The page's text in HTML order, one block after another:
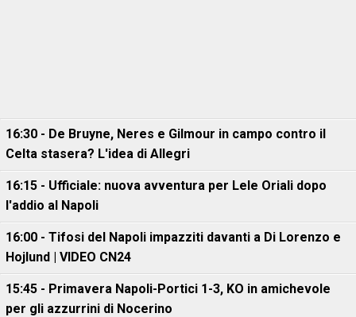
16:30 - De Bruyne, Neres e Gilmour in campo contro il
Celta stasera? L'idea di Allegri
16:15 - Ufficiale: nuova avventura per Lele Oriali dopo
l'addio al Napoli
16:00 - Tifosi del Napoli impazziti davanti a Di Lorenzo e
Hojlund | VIDEO CN24
15:45 - Primavera Napoli-Portici 1-3, KO in amichevole
per gli azzurrini di Nocerino